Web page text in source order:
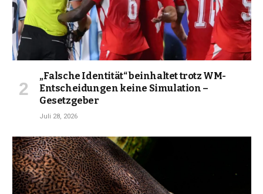
„Falsche Identität“ beinhaltet trotz WM-
Entscheidungen keine Simulation –
Gesetzgeber
Juli 28, 2026